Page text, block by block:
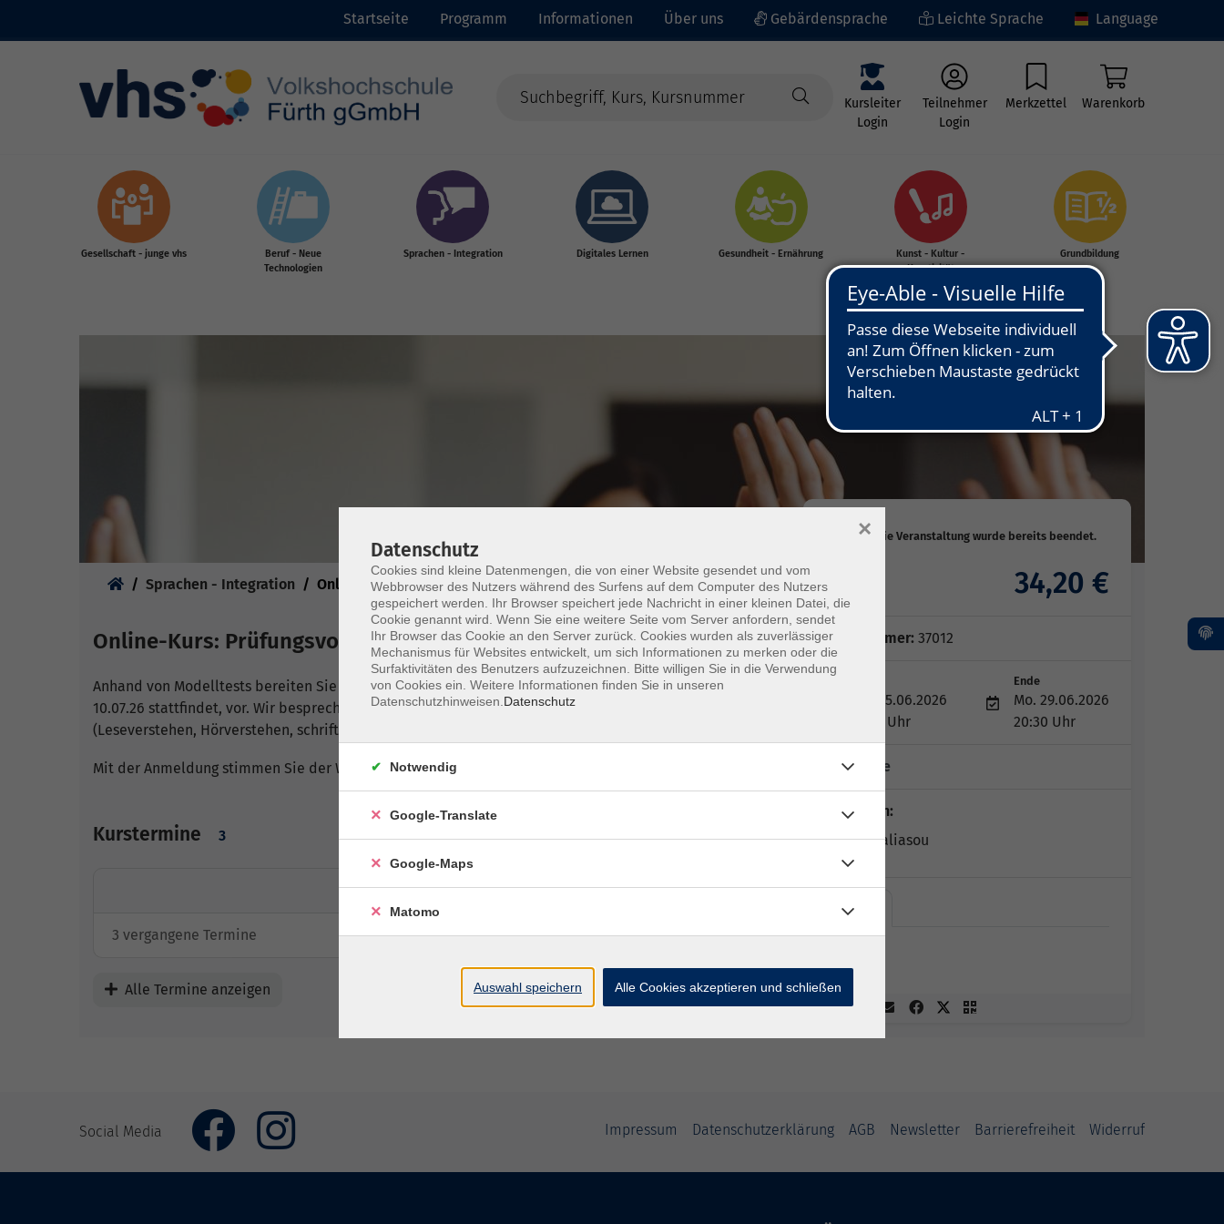
Startseite Programm Informationen Über uns Gebärdensprache Leichte Sprache Language
Kursleiter
Login
Teilnehmer
Login
Merkzettel Warenkorb
Gesellschaft - junge vhs
Beruf - Neue
Technologien
Sprachen - Integration Digitales Lernen Gesundheit - Ernährung
Kunst - Kultur -
Kreativität
Grundbildung
Sprachen - Integration Online-Kurse
Online-Kurs: Prüfungsvorbereitung Zertifikat Deutsch B1
Anhand von Modelltests bereiten Sie sich auf die Prüfung Zertifikat Deutsch B1 von telc, die am
10.07.26 stattfindet, vor. Wir besprechen und trainieren verschiedene Aufgabentypen
(Leseverstehen, Hörverstehen, schriftlicher Ausdruck und mündlicher Ausdruck).
Mit der Anmeldung stimmen Sie der Weitergabe Ihrer Mailadresse an die Dozentin zu.
Kurstermine 3
Ort / Raum
3 vergangene Termine
Alle Termine anzeigen
Gebühr 34,20 €
Kursnummer: 37012
Mo. 15.06.2026
18:15 Uhr
Ende
Mo. 29.06.2026
20:30 Uhr
3 Termine
Dozent*in:
Eirini Chaliasou
Online
Social Media Impressum Datenschutzerklärung AGB Newsletter Barrierefreiheit Widerruf
Datenschutz
Cookies sind kleine Datenmengen, die von einer Website gesendet und vom
Webbrowser des Nutzers während des Surfens auf dem Computer des Nutzers
gespeichert werden. Ihr Browser speichert jede Nachricht in einer kleinen Datei, die
Cookie genannt wird. Wenn Sie eine weitere Seite vom Server anfordern, sendet
Ihr Browser das Cookie an den Server zurück. Cookies wurden als zuverlässiger
Mechanismus für Websites entwickelt, um sich Informationen zu merken oder die
Surfaktivitäten des Benutzers aufzuzeichnen. Bitte willigen Sie in die Verwendung
von Cookies ein. Weitere Informationen finden Sie in unseren
Datenschutzhinweisen. Datenschutz
×
Notwendig
Google-Translate
Google-Maps
Matomo
Auswahl speichern Alle Cookies akzeptieren und schließen